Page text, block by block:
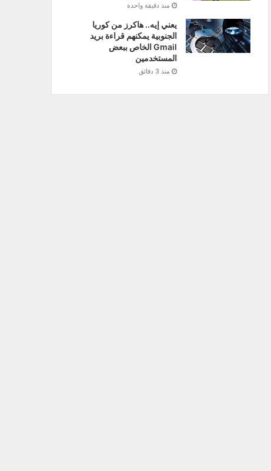
منذ دقيقة واحدة
يعني إيه.. هاكرز من كوريا
الجنوبية يمكنهم قراءة بريد
Gmail الخاص ببعض
المستخدمين
منذ 3 دقائق